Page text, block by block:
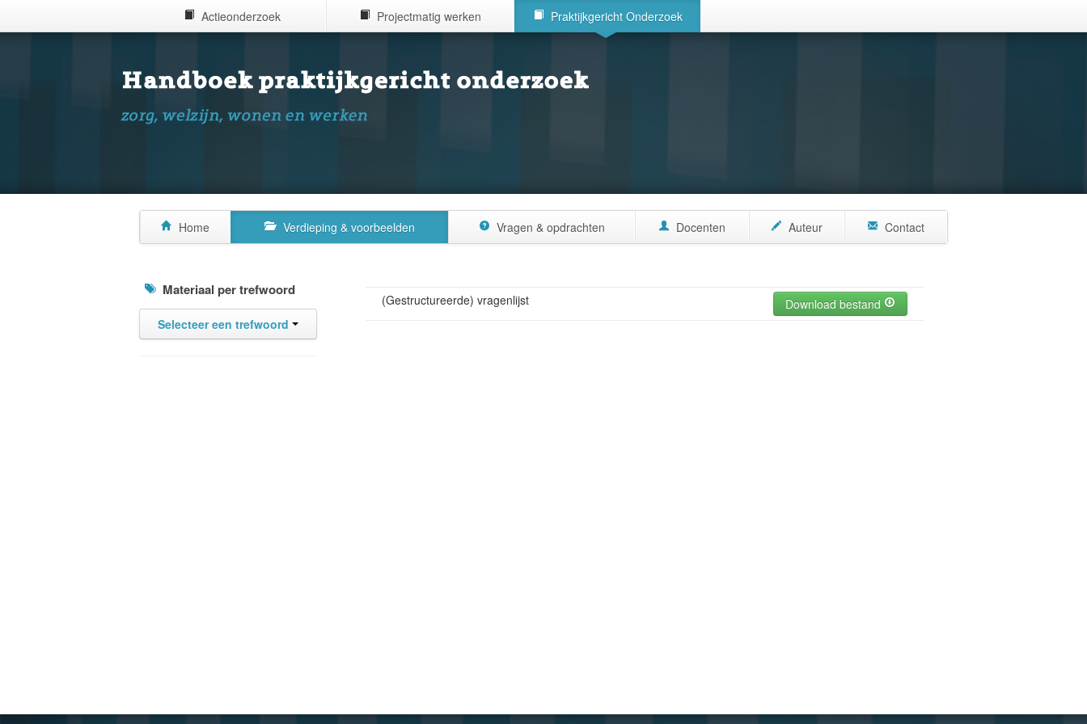
Actieonderzoek Projectmatig werken Praktijkgericht Onderzoek
Home Verdieping & voorbeelden Vragen & opdrachten Docenten Auteur Contact
Materiaal per trefwoord
Selecteer een trefwoord
(Gestructureerde) vragenlijst Download bestand